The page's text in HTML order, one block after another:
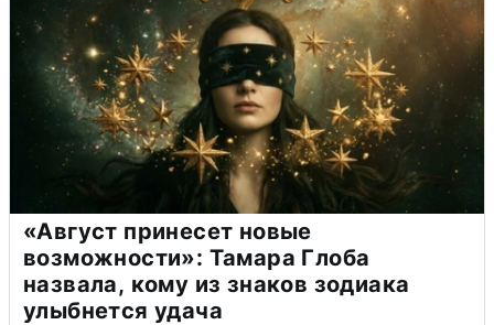
«Август принесет новые
возможности»: Тамара Глоба
назвала, кому из знаков зодиака
улыбнется удача